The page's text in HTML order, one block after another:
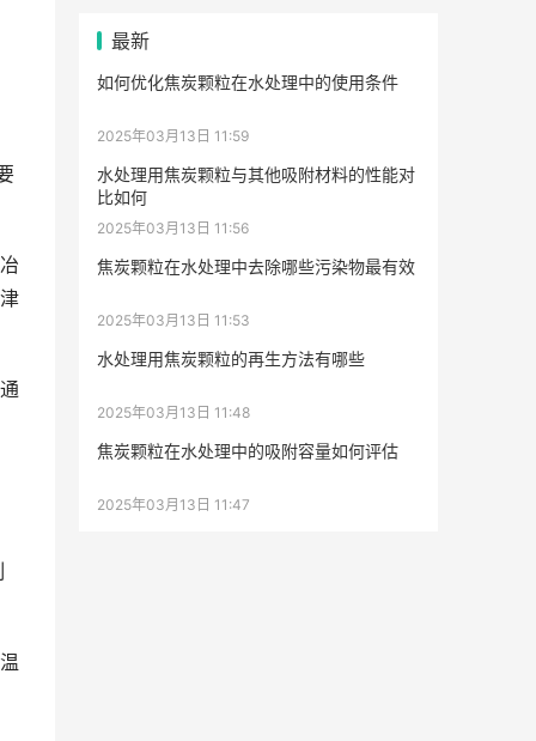
最新
如何优化焦炭颗粒在水处理中的使用条件
2025年03月13日 11:59
水处理用焦炭颗粒与其他吸附材料的性能对
比如何
2025年03月13日 11:56
焦炭颗粒在水处理中去除哪些污染物最有效
2025年03月13日 11:53
水处理用焦炭颗粒的再生方法有哪些
2025年03月13日 11:48
焦炭颗粒在水处理中的吸附容量如何评估
2025年03月13日 11:47